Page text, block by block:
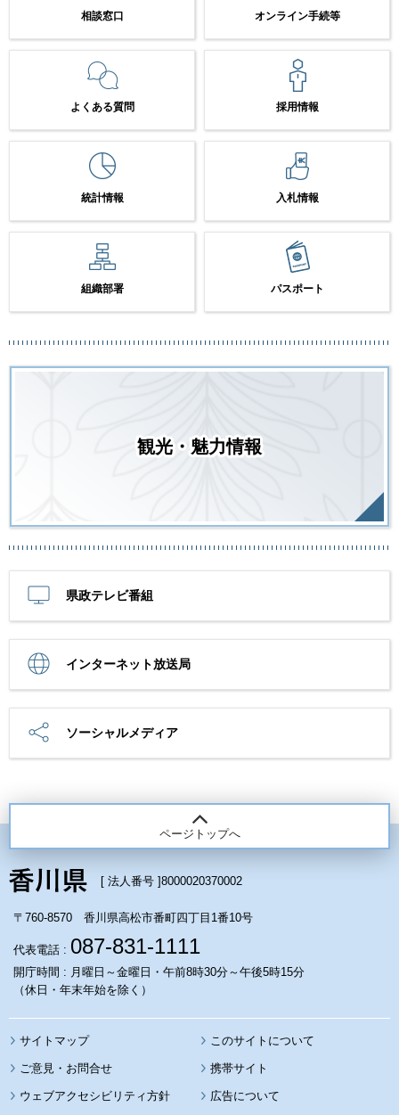
相談窓口 オンライン手続等
よくある質問 採用情報
統計情報 入札情報
組織部署 パスポート
観光・魅力情報
県政テレビ番組
インターネット放送局
ソーシャルメディア
ページトップへ
[ 法人番号 ]8000020370002
〒760-8570 香川県高松市番町四丁目1番10号
代表電話 : 087-831-1111
開庁時間 : 月曜日～金曜日・午前8時30分～午後5時15分
（休日・年末年始を除く）
サイトマップ このサイトについて
携帯サイト
ウェブアクセシビリティ方針 広告について